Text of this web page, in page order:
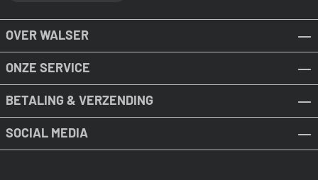
OVER WALSER
ONZE SERVICE
BETALING & VERZENDING
SOCIAL MEDIA